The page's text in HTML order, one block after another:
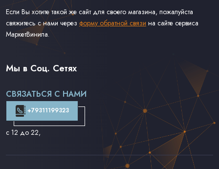
Если Вы хотите такой же сайт для своего магазина, пожалуйста
свяжитесь с нами через форму обратной связи на сайте сервиса
МаркетВинила.
Весь Каталог Винила на 7''
Рок на 7''
Доставка и Оплата
Контакты
Мы в Соц. Сетях
СВЯЗАТЬСЯ С НАМИ
+79311199323
с 12 до 22,